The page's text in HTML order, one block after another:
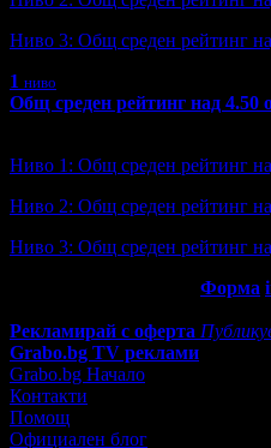
Ниво 3: Общ среден рейтинг
1 ниво
Общ среден рейтинг над 4.50
Ниво 1: Общ среден рейтинг
Ниво 2: Общ среден рейтинг
Ниво 3: Общ среден рейтинг
Форма
Рекламирай с оферта
Grabo.bg TV реклами
Grabo.bg Начало
Контакти
Помощ
Официален блог